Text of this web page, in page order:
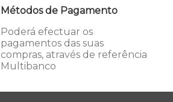
Métodos de Pagamento
Poderá efectuar os
pagamentos das suas
compras, através de referência
Multibanco